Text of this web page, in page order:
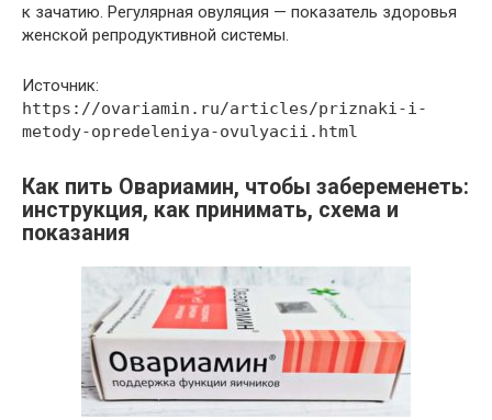
к зачатию. Регулярная овуляция — показатель здоровья
женской репродуктивной системы.
Источник:
https://ovariamin.ru/articles/priznaki-i-
metody-opredeleniya-ovulyacii.html
Как пить Овариамин, чтобы забеременеть:
инструкция, как принимать, схема и
показания